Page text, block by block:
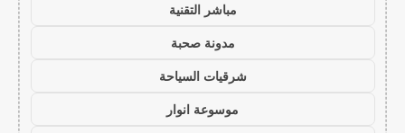
مباشر التقنية
مدونة صحبة
شرقيات السياحة
موسوعة انوار